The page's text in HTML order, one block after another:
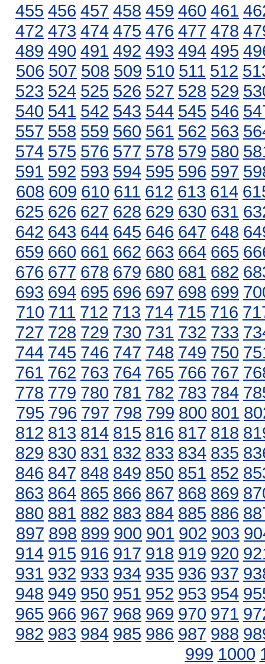
455 456 457 458 459 460 461
472 473 474 475 476 477 478
489 490 491 492 493 494 495
506 507 508 509 510 511 512
523 524 525 526 527 528 529
540 541 542 543 544 545 546
557 558 559 560 561 562 563
574 575 576 577 578 579 580
591 592 593 594 595 596 597
608 609 610 611 612 613 614
625 626 627 628 629 630 631
642 643 644 645 646 647 648
659 660 661 662 663 664 665
676 677 678 679 680 681 682
693 694 695 696 697 698 699
710 711 712 713 714 715 716
727 728 729 730 731 732 733
744 745 746 747 748 749 750
761 762 763 764 765 766 767
778 779 780 781 782 783 784
795 796 797 798 799 800 801
812 813 814 815 816 817 818
829 830 831 832 833 834 835
846 847 848 849 850 851 852
863 864 865 866 867 868 869
880 881 882 883 884 885 886
897 898 899 900 901 902 903
914 915 916 917 918 919 920
931 932 933 934 935 936 937
948 949 950 951 952 953 954
965 966 967 968 969 970 971
982 983 984 985 986 987 988
999 1000